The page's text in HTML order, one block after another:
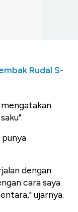
Rudal S-
mengatakan
dengan
cara saya
ujarnya.